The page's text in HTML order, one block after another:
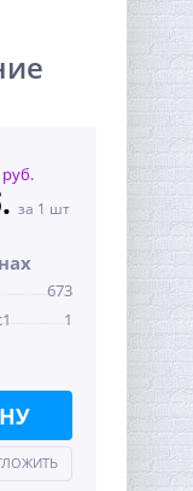
за 1 шт
673
1